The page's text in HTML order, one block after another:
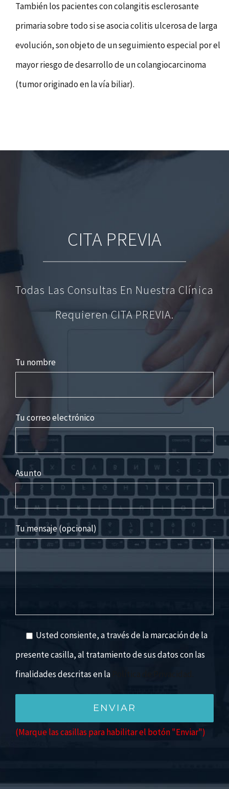
También los pacientes con colangitis esclerosante
primaria sobre todo si se asocia colitis ulcerosa de larga
evolución, son objeto de un seguimiento especial por el
mayor riesgo de desarrollo de un colangiocarcinoma
(tumor originado en la vía biliar).
CITA PREVIA
Todas Las Consultas En Nuestra Clínica
Requieren CITA PREVIA.
Tu nombre
Tu correo electrónico
Asunto
Tu mensaje (opcional)
Usted consiente, a través de la marcación de la
presente casilla, al tratamiento de sus datos con las
finalidades descritas en la
(Marque las casillas para habilitar el botón "Enviar")